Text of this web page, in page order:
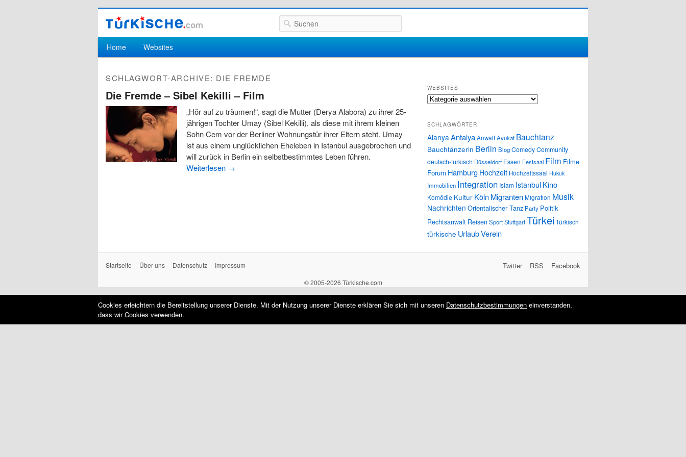
Suchen
Hauptmenü
Zum Inhalt wechseln
Zum sekundären Inhalt wechseln
Home Websites
SCHLAGWORT-ARCHIVE: DIE FREMDE
Die Fremde – Sibel Kekilli – Film
„Hör auf zu träumen!“, sagt die Mutter (Derya Alabora) zu ihrer 25-
jährigen Tochter Umay (Sibel Kekilli), als diese mit ihrem kleinen
Sohn Cem vor der Berliner Wohnungstür ihrer Eltern steht. Umay
ist aus einem unglücklichen Eheleben in Istanbul ausgebrochen und
will zurück in Berlin ein selbstbestimmtes Leben führen.
Weiterlesen →
WEBSITES
Websites
SCHLAGWÖRTER
Alanya AntalyaAnwaltAvukat Bauchtanz
Bauchtänzerin Berlin BlogComedyCommunity
deutsch-türkisch Düsseldorf Essen Festsaal Film Filme
Forum Hamburg Hochzeit Hochzeitssaal Hukuk
Immobilien Integration Islam IstanbulKino
Komödie Kultur Köln MigrantenMigration Musik
Nachrichten Orientalischer Tanz Party Politik
Rechtsanwalt ReisenSportStuttgartTürkeiTürkisch
türkische UrlaubVerein
Startseite Über uns Datenschutz Impressum Facebook
RSS
Twitter
© 2005-2026 Türkische.com
Cookies erleichtern die Bereitstellung unserer Dienste. Mit der Nutzung unserer Dienste erklären Sie sich mit unseren Datenschutzbestimmungen einverstanden,
dass wir Cookies verwenden.